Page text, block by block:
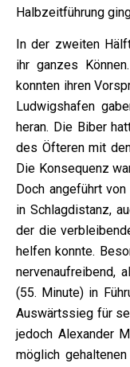
Halbzeitführung
In der zweiten
ihr ganzes
konnten ihren
Ludwigshafen
heran. Die Biber
des Öfteren mit
Die Konsequenz
Doch angeführt
in Schlagdistanz,
der die
helfen konnte.
nervenaufreibend,
(55. Minute) in
Auswärtssieg für
jedoch Alexander
möglich